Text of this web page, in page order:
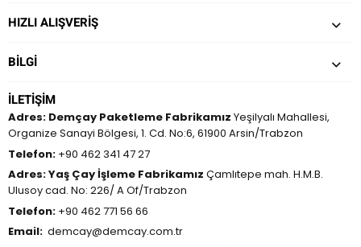
İLETIŞIM
Adres: Demçay Paketleme Fabrikamız Yeşilyalı Mahallesi,
Organize Sanayi Bölgesi, 1. Cd. No:6, 61900 Arsin/Trabzon
Telefon: +90 462 341 47 27
Adres:Yaş Çay İşleme Fabrikamız Çamlıtepe mah. H.M.B.
Ulusoy cad. No: 226/ A Of/Trabzon
Telefon: +90 462 771 56 66
Email: demcay@demcay.com.tr
HIZLI ALIŞVERİŞ
BILGI